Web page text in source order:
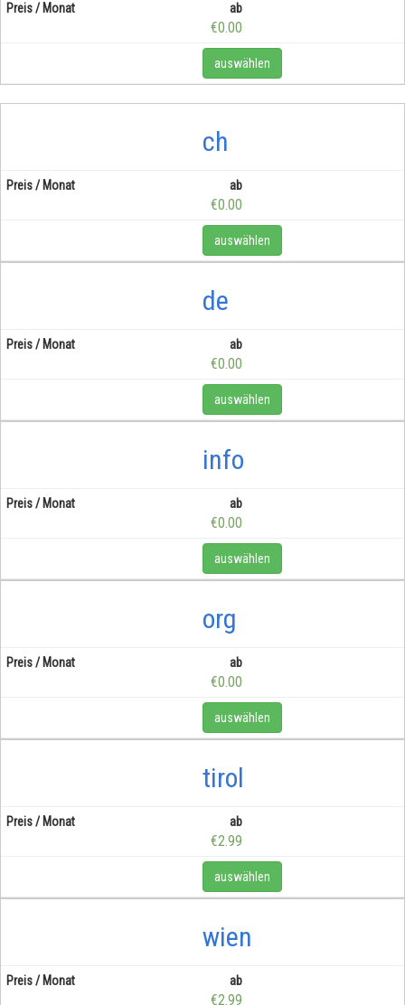
ab
€0.00
auswählen
ch
ab
€0.00
auswählen
de
ab
€0.00
auswählen
info
ab
€0.00
auswählen
org
ab
€0.00
auswählen
tirol
ab
€2.99
auswählen
wien
ab
€2.99